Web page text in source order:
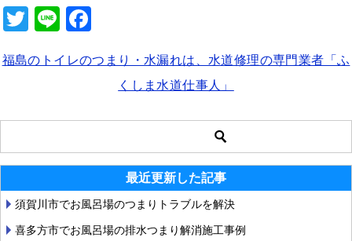
T
tt
Li
e c
b
o
k
福島のトイレのつまり・水漏れは、水道修理の専門業者「ふ
くしま水道仕事人」
最近更新した記事
須賀川市でお風呂場のつまりトラブルを解決
喜多方市でお風呂場の排水つまり解消施工事例